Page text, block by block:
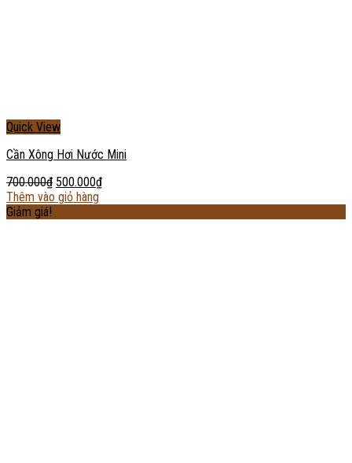
Quick View
Cần Xông Hơi Nước Mini
700.000₫ 500.000₫
Thêm vào giỏ hàng
Giảm giá!